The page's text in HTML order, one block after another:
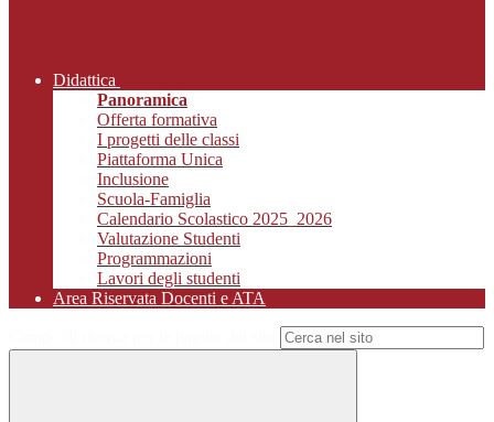
Didattica
Panoramica
Offerta formativa
I progetti delle classi
Piattaforma Unica
Inclusione
Scuola-Famiglia
Calendario Scolastico 2025_2026
Valutazione Studenti
Programmazioni
Lavori degli studenti
Area Riservata Docenti e ATA